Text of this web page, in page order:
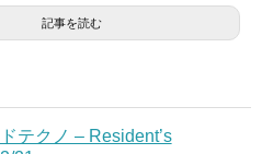
記事を読む
テクノ – Resident’s